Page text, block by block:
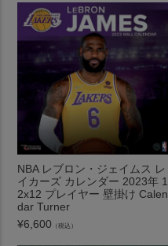
NBA レブロン・ジェイムス レ
イカーズ カレンダー 2023年 1
2x12 プレイヤー 壁掛け Calen
dar Turner
¥6,600 （税込）